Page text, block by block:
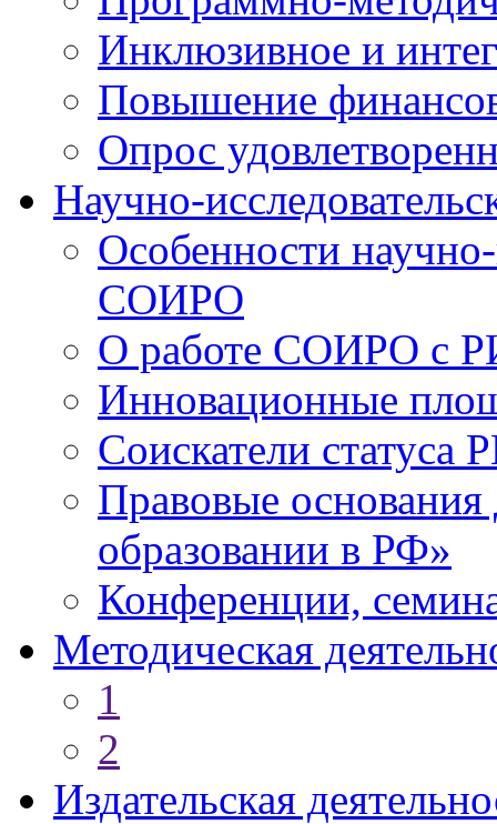
Инклюзивное и
Повышение
Опрос
Научно-
Особенности
СОИРО
О работе СОИРО с
Инновационные
Соискатели статуса
Правовые
образовании в РФ»
Конференции,
Методическая
1
2
Издательская